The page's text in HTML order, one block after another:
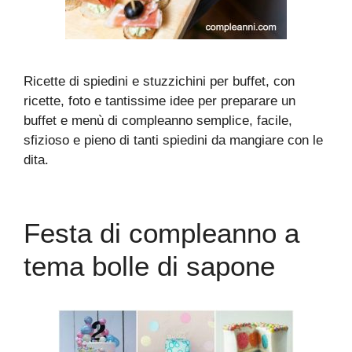
Ricette di spiedini e stuzzichini per buffet, con
ricette, foto e tantissime idee per preparare un
buffet e menù di compleanno semplice, facile,
sfizioso e pieno di tanti spiedini da mangiare con le
dita.
Festa di compleanno a
tema bolle di sapone